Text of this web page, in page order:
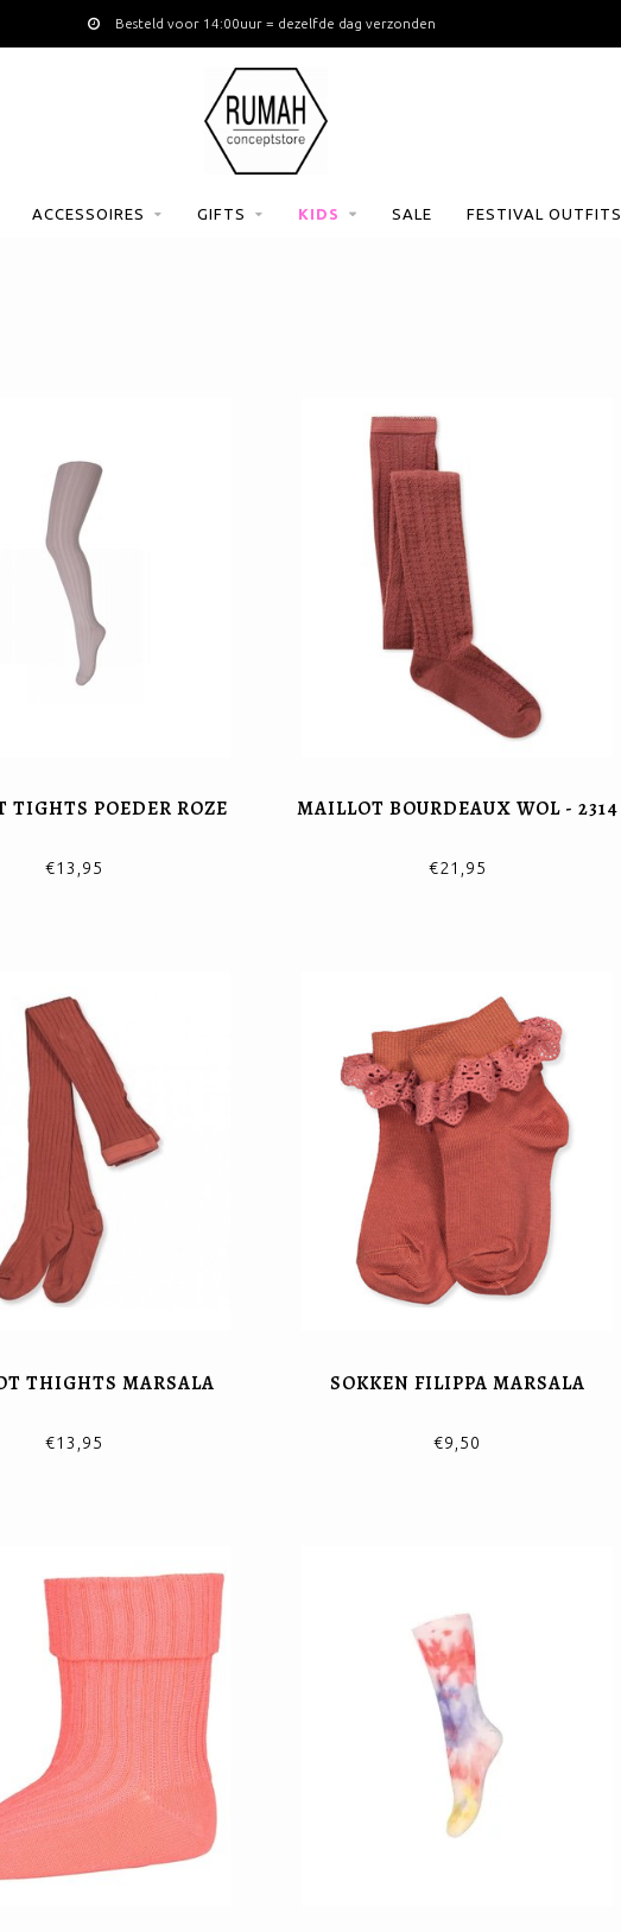
Besteld voor 14:00uur = dezelfde dag verzonden
ACCESSOIRES GIFTS KIDS SALE FESTIVAL OUTFITS
TIGHTS POEDER ROZE
€13,95
MAILLOT BOURDEAUX WOL - 2314
€21,95
THIGHTS MARSALA
€13,95
SOKKEN FILIPPA MARSALA
€9,50